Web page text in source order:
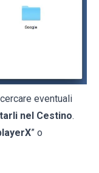
eventuali
nel Cestino.
” o